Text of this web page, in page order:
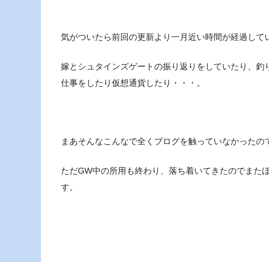
気がついたら前回の更新より一月近い時間が経過して
嫁とシュタインズゲートの振り返りをしていたり、釣
仕事をしたり仮想通貨したり・・・。
まあそんなこんなで全くブログを触っていなかったの
ただGW中の所用も終わり、落ち着いてきたのでまた
す。